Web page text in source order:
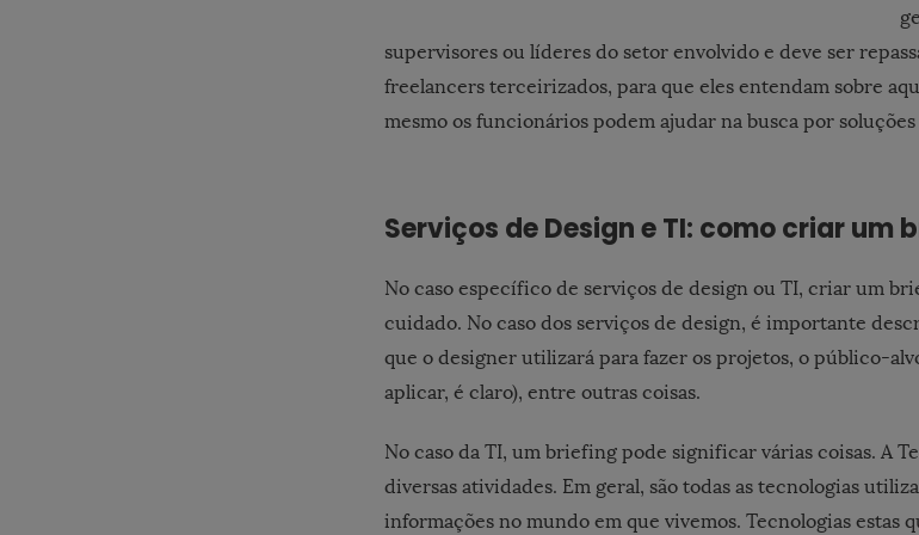
supervisores ou líderes do setor envolvido e deve ser
freelancers terceirizados, para que eles entendam sobre
mesmo os funcionários podem ajudar na busca por
Serviços de Design e TI: como criar um
No caso específico de serviços de design ou TI, criar um
cuidado. No caso dos serviços de design, é importante
que o designer utilizará para fazer os projetos, o público-
aplicar, é claro), entre outras coisas.
No caso da TI, um briefing pode significar várias coisas. A
diversas atividades. Em geral, são todas as tecnologias
informações no mundo em que vivemos. Tecnologias estas